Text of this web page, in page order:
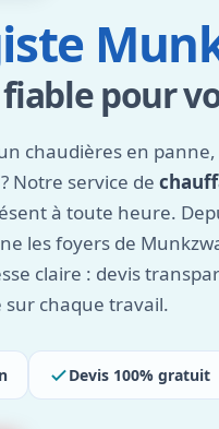
pour
chaudières en
Notre service de
à toute heure.
les foyers de
claire : devis
chaque travail.
Devis 100% gratuit